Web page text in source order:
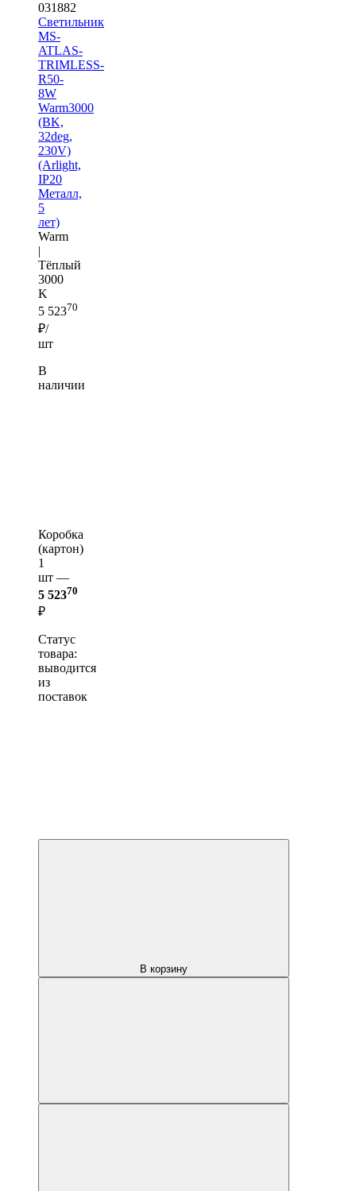
031882
Светильник
MS-
ATLAS-
TRIMLESS-
R50-
8W
Warm3000
(BK,
32deg,
230V)
(Arlight,
IP20
Металл,
5
лет)
Warm
|
Тёплый
3000
K
5 52370
₽/
шт
В
наличии
Коробка
(картон)
1
шт —
5 52370
₽
Статус
товара:
выводится
из
поставок
В корзину